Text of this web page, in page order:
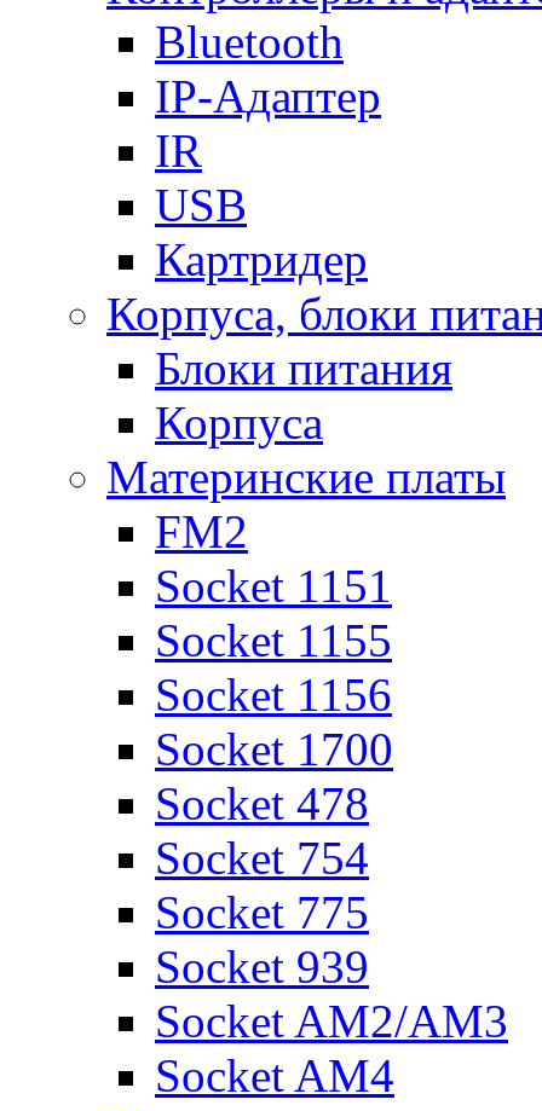
Bluetooth
IP-Адаптер
IR
USB
Картридер
Корпуса, блоки
Блоки питания
Корпуса
Материнские платы
FM2
Socket 1151
Socket 1155
Socket 1156
Socket 1700
Socket 478
Socket 754
Socket 775
Socket 939
Socket AM2/AM3
Socket AM4